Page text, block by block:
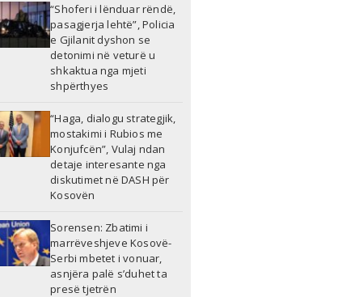
“Shoferi i lënduar rëndë,
pasagjerja lehtë”, Policia
e Gjilanit dyshon se
detonimi në veturë u
shkaktua nga mjeti
shpërthyes
“Haga, dialogu strategjik,
mostakimi i Rubios me
Konjufcën”, Vulaj ndan
detaje interesante nga
diskutimet në DASH për
Kosovën
Sorensen: Zbatimi i
marrëveshjeve Kosovë-
Serbi mbetet i vonuar,
asnjëra palë s’duhet ta
presë tjetrën